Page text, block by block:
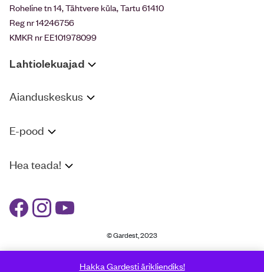
Roheline tn 14, Tähtvere küla, Tartu 61410
Reg nr 14246756
KMKR nr EE101978099
Lahtiolekuajad
Aianduskeskus
E-pood
Hea teada!
© Gardest, 2023
Hakka Gardesti ärikliendiks!